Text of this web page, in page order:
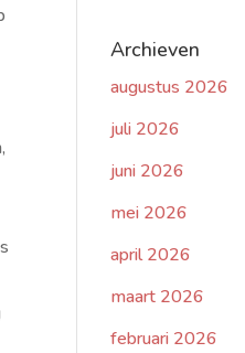
Archieven
augustus 2026
juli 2026
juni 2026
mei 2026
april 2026
maart 2026
februari 2026